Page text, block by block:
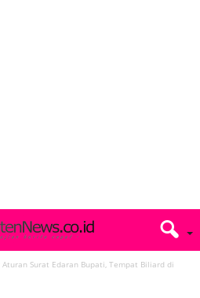
Aturan Surat Edaran Bupati, Tempat Biliard di